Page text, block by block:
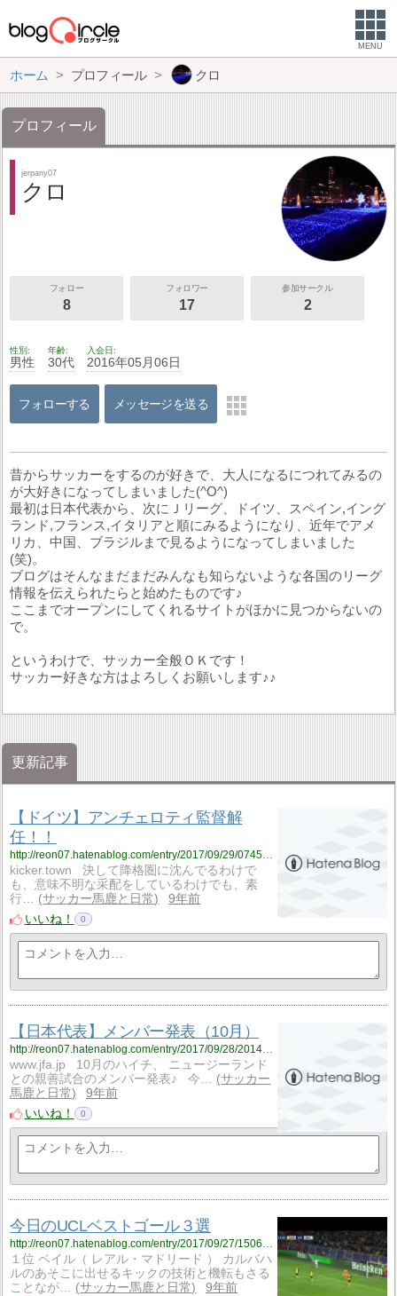
MENU
ホーム プロフィール クロ
プロフィール
jerpany07
クロ
フォロー
8
フォロワー
17
参加サークル
2
性別
男性
年齢
30代
入会日
2016年05月06日
フォローする メッセージを送る
昔からサッカーをするのが好きで、大人になるにつれてみるの
が大好きになってしまいました(^O^)
最初は日本代表から、次にＪリーグ、ドイツ、スペイン,イング
ランド,フランス,イタリアと順にみるようになり、近年でアメ
リカ、中国、ブラジルまで見るようになってしまいました
(笑)。
ブログはそんなまだまだみんなも知らないような各国のリーグ
情報を伝えられたらと始めたものです♪
ここまでオープンにしてくれるサイトがほかに見つからないの
で。
というわけで、サッカー全般ＯＫです！
サッカー好きな方はよろしくお願いします♪♪
更新記事
【ドイツ】アンチェロティ監督解
任！！
kicker.town 決して降格圏に沈んでるわけで
も、意味不明な采配をしているわけでも、素
行…
サッカー馬鹿と日常
9年前
いいね！
0
【日本代表】メンバー発表（10月）
www.jfa.jp 10月のハイチ、 ニュージーランド
との親善試合のメンバー発表♪ 今…
サッカー
馬鹿と日常
9年前
いいね！
0
今日のUCLベストゴール３選
１位 ベイル（ レアル・マドリード ） カルバハ
ルのあそこに出せるキックの技術と機転もさる
ことなが…
サッカー馬鹿と日常
9年前